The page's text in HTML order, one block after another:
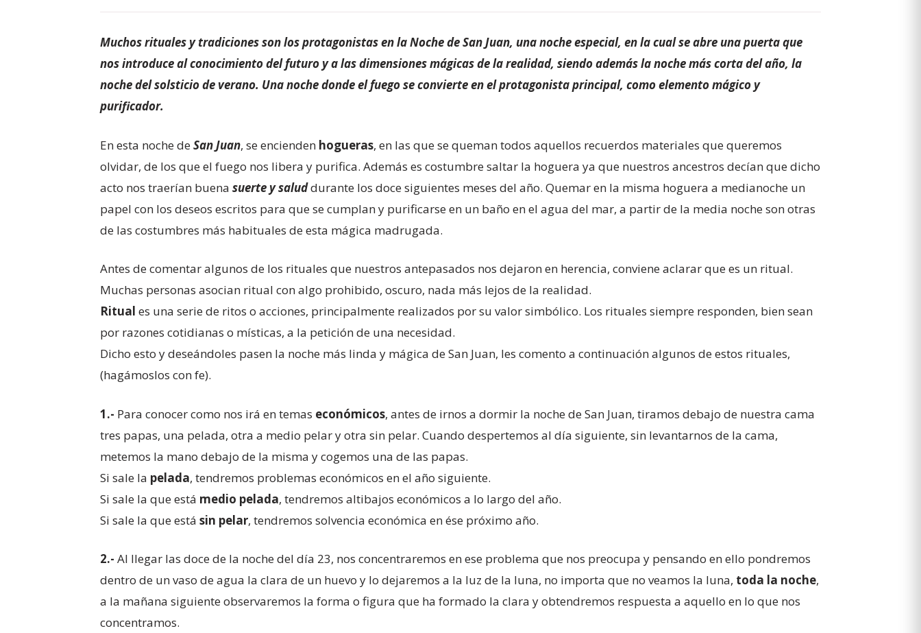
Muchos rituales y tradiciones son los protagonistas en la Noche de San Juan, una noche especial, en la cual se abre una puerta que
nos introduce al conocimiento del futuro y a las dimensiones mágicas de la realidad, siendo además la noche más corta del año, la
noche del solsticio de verano. Una noche donde el fuego se convierte en el protagonista principal, como elemento mágico y
purificador.
En esta noche de San Juan, se encienden hogueras, en las que se queman todos aquellos recuerdos materiales que queremos
olvidar, de los que el fuego nos libera y purifica. Además es costumbre saltar la hoguera ya que nuestros ancestros decían que dicho
acto nos traerían buena suerte y saluddurante los doce siguientes meses del año. Quemar en la misma hoguera a medianoche un
papel con los deseos escritos para que se cumplan y purificarse en un baño en el agua del mar, a partir de la media noche son otras
de las costumbres más habituales de esta mágica madrugada.
Antes de comentar algunos de los rituales que nuestros antepasados nos dejaron en herencia, conviene aclarar que es un ritual.
Muchas personas asocian ritual con algo prohibido, oscuro, nada más lejos de la realidad.
Ritual es una serie de ritos o acciones, principalmente realizados por su valor simbólico. Los rituales siempre responden, bien sean
por razones cotidianas o místicas, a la petición de una necesidad.
Dicho esto y deseándoles pasen la noche más linda y mágica de San Juan, les comento a continuación algunos de estos rituales,
(hagámoslos con fe).
1.- Para conocer como nos irá en temas económicos, antes de irnos a dormir la noche de San Juan, tiramos debajo de nuestra cama
tres papas, una pelada, otra a medio pelar y otra sin pelar. Cuando despertemos al día siguiente, sin levantarnos de la cama,
metemos la mano debajo de la misma y cogemos una de las papas.
Si sale la pelada, tendremos problemas económicos en el año siguiente.
Si sale la que está medio pelada, tendremos altibajos económicos a lo largo del año.
Si sale la que está sin pelar, tendremos solvencia económica en ése próximo año.
2.- Al llegar las doce de la noche del día 23, nos concentraremos en ese problema que nos preocupa y pensando en ello pondremos
dentro de un vaso de agua la clara de un huevo y lo dejaremos a la luz de la luna, no importa que no veamos la luna, toda la noche,
a la mañana siguiente observaremos la forma o figura que ha formado la clara y obtendremos respuesta a aquello en lo que nos
concentramos.